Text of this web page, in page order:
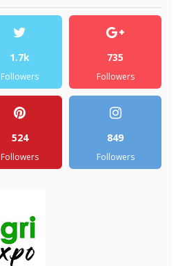
1.7k
Followers
735
Followers
524
Followers
849
Followers